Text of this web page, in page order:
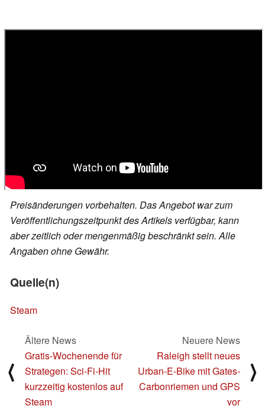
Preisänderungen vorbehalten. Das Angebot war zum
Veröffentlichungszeitpunkt des Artikels verfügbar, kann
aber zeitlich oder mengenmäßig beschränkt sein. Alle
Angaben ohne Gewähr.
Quelle(n)
Steam
⟨
Ältere News
Gratis-Wochenende für
Strategen: Sci-Fi-Hit
kurzzeitig kostenlos auf
Steam
Neuere News
Raleigh stellt neues
Urban-E-Bike mit Gates-
Carbonriemen und GPS
vor
⟩